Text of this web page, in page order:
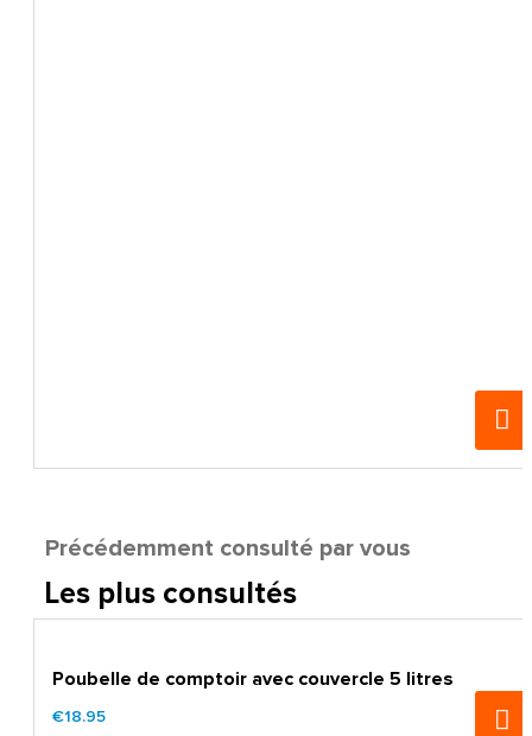
Précédemment consulté par vous
Les plus consultés
Poubelle de comptoir avec couvercle 5 litres
€18.95